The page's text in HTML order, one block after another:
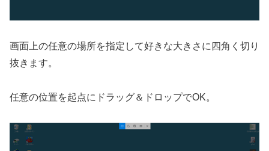
画面上の任意の場所を指定して好きな大きさに四角く切り
抜きます。
任意の位置を起点にドラッグ＆ドロップでOK。